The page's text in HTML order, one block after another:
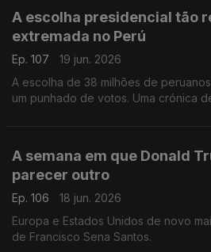
A escolha presidencial tão
extremada no Perú
Ep. 107
19 jun. 2026
A escolha de 38 milhões de
um punhado de votos. Uma crónica
A semana em que Donald
parecer outro
Ep. 106
18 jun. 2026
Europa e Estados Unidos de novo
de Francisco Sena Santos.